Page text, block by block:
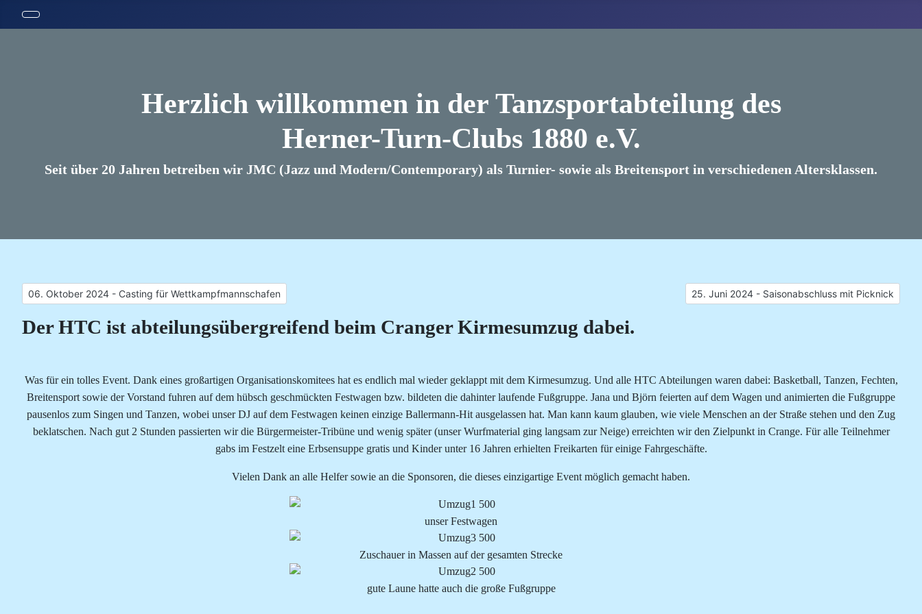
Herzlich willkommen in der Tanzsportabteilung des
Herner-Turn-Clubs 1880 e.V.
Seit über 20 Jahren betreiben wir JMC (Jazz und Modern/Contemporary) als Turnier- sowie als Breitensport in verschiedenen Altersklassen.
Vorheriger Beitrag: 06. Oktober 2024 - Casting für Wettkampfmannschafen
06. Oktober 2024 - Casting für Wettkampfmannschafen Nächster Beitrag: 25. Juni 2024 - Saisonabschluss
25. Juni 2024 - Saisonabschluss mit Picknick
Der HTC ist abteilungsübergreifend beim Cranger Kirmesumzug dabei.
Was für ein tolles Event. Dank eines großartigen Organisationskomitees hat es endlich mal wieder geklappt mit dem Kirmesumzug. Und alle HTC Abteilungen waren dabei: Basketball, Tanzen, Fechten,
Breitensport sowie der Vorstand fuhren auf dem hübsch geschmückten Festwagen bzw. bildeten die dahinter laufende Fußgruppe. Jana und Björn feierten auf dem Wagen und animierten die Fußgruppe
pausenlos zum Singen und Tanzen, wobei unser DJ auf dem Festwagen keinen einzige Ballermann-Hit ausgelassen hat. Man kann kaum glauben, wie viele Menschen an der Straße stehen und den Zug
beklatschen. Nach gut 2 Stunden passierten wir die Bürgermeister-Tribüne und wenig später (unser Wurfmaterial ging langsam zur Neige) erreichten wir den Zielpunkt in Crange. Für alle Teilnehmer
gabs im Festzelt eine Erbsensuppe gratis und Kinder unter 16 Jahren erhielten Freikarten für einige Fahrgeschäfte.
Vielen Dank an alle Helfer sowie an die Sponsoren, die dieses einzigartige Event möglich gemacht haben.
unser Festwagen
Zuschauer in Massen auf der gesamten Strecke
gute Laune hatte auch die große Fußgruppe